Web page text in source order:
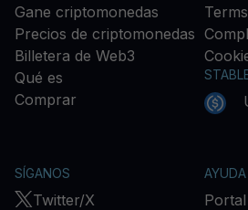
Gane criptomonedas
Precios de criptomonedas
Billetera de Web3
Qué es
Comprar
SÍGANOS
Twitter/X
AYUDA